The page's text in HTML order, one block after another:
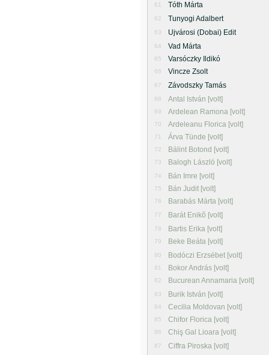
61 Tóth Márta
62 Tunyogi Adalbert
63 Ujvárosi (Dobai) Edit
64 Vad Márta
65 Varsóczky Ildikó
66 Vincze Zsolt
67 Závodszky Tamás
68 Antal István [volt]
69 Ardelean Ramona [volt]
70 Ardeleanu Florica [volt]
71 Árva Tünde [volt]
72 Bálint Botond [volt]
73 Balogh László [volt]
74 Bán Imre [volt]
75 Bán Judit [volt]
76 Barabás Márta [volt]
77 Barát Enikõ [volt]
78 Bartis Erika [volt]
79 Beke Beáta [volt]
80 Bodóczi Erzsébet [volt]
81 Bokor András [volt]
82 Bucurean Annamaria [volt]
83 Burik István [volt]
84 Cecilia Moldovan [volt]
85 Chifor Florica [volt]
86 Chiş Gal Lioara [volt]
87 Ciffra Piroska [volt]